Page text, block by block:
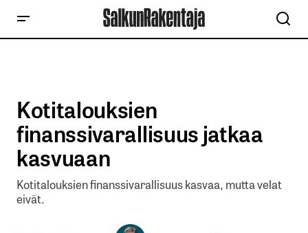
Kotitalouksien
finanssivarallisuus jatkaa
kasvuaan
Kotitalouksien finanssivarallisuus kasvaa, mutta velat
eivät.